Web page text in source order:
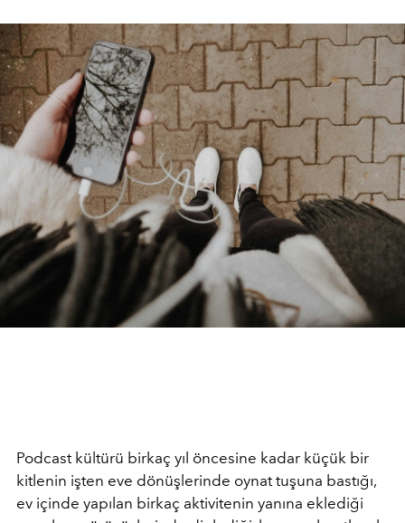
Podcast kültürü birkaç yıl öncesine kadar küçük bir
kitlenin işten eve dönüşlerinde oynat tuşuna bastığı,
ev içinde yapılan birkaç aktivitenin yanına eklediği